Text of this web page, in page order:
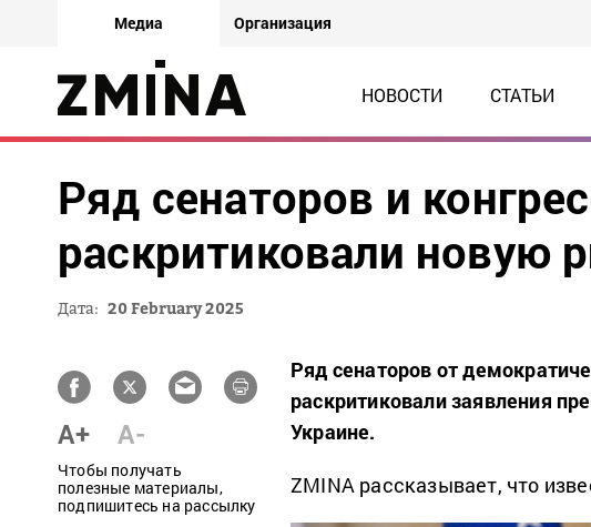
Медиа Организация
НОВОСТИ СТАТЬИ
Ряд сенаторов и
раскритиковали новую
Дата: 20 February 2025
A+ A-
Чтобы получать
полезные материалы,
подпишитесь на рассылку
Ряд сенаторов от
раскритиковали заявления
Украине.
ZMINA рассказывает, что